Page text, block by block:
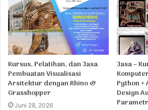
Kursus, Pelatihan, dan Jasa
Pembuatan Visualisasi
Arsitektur dengan Rhino &
Grasshopper
Juni 28, 2026
Jasa –
Python +
Design